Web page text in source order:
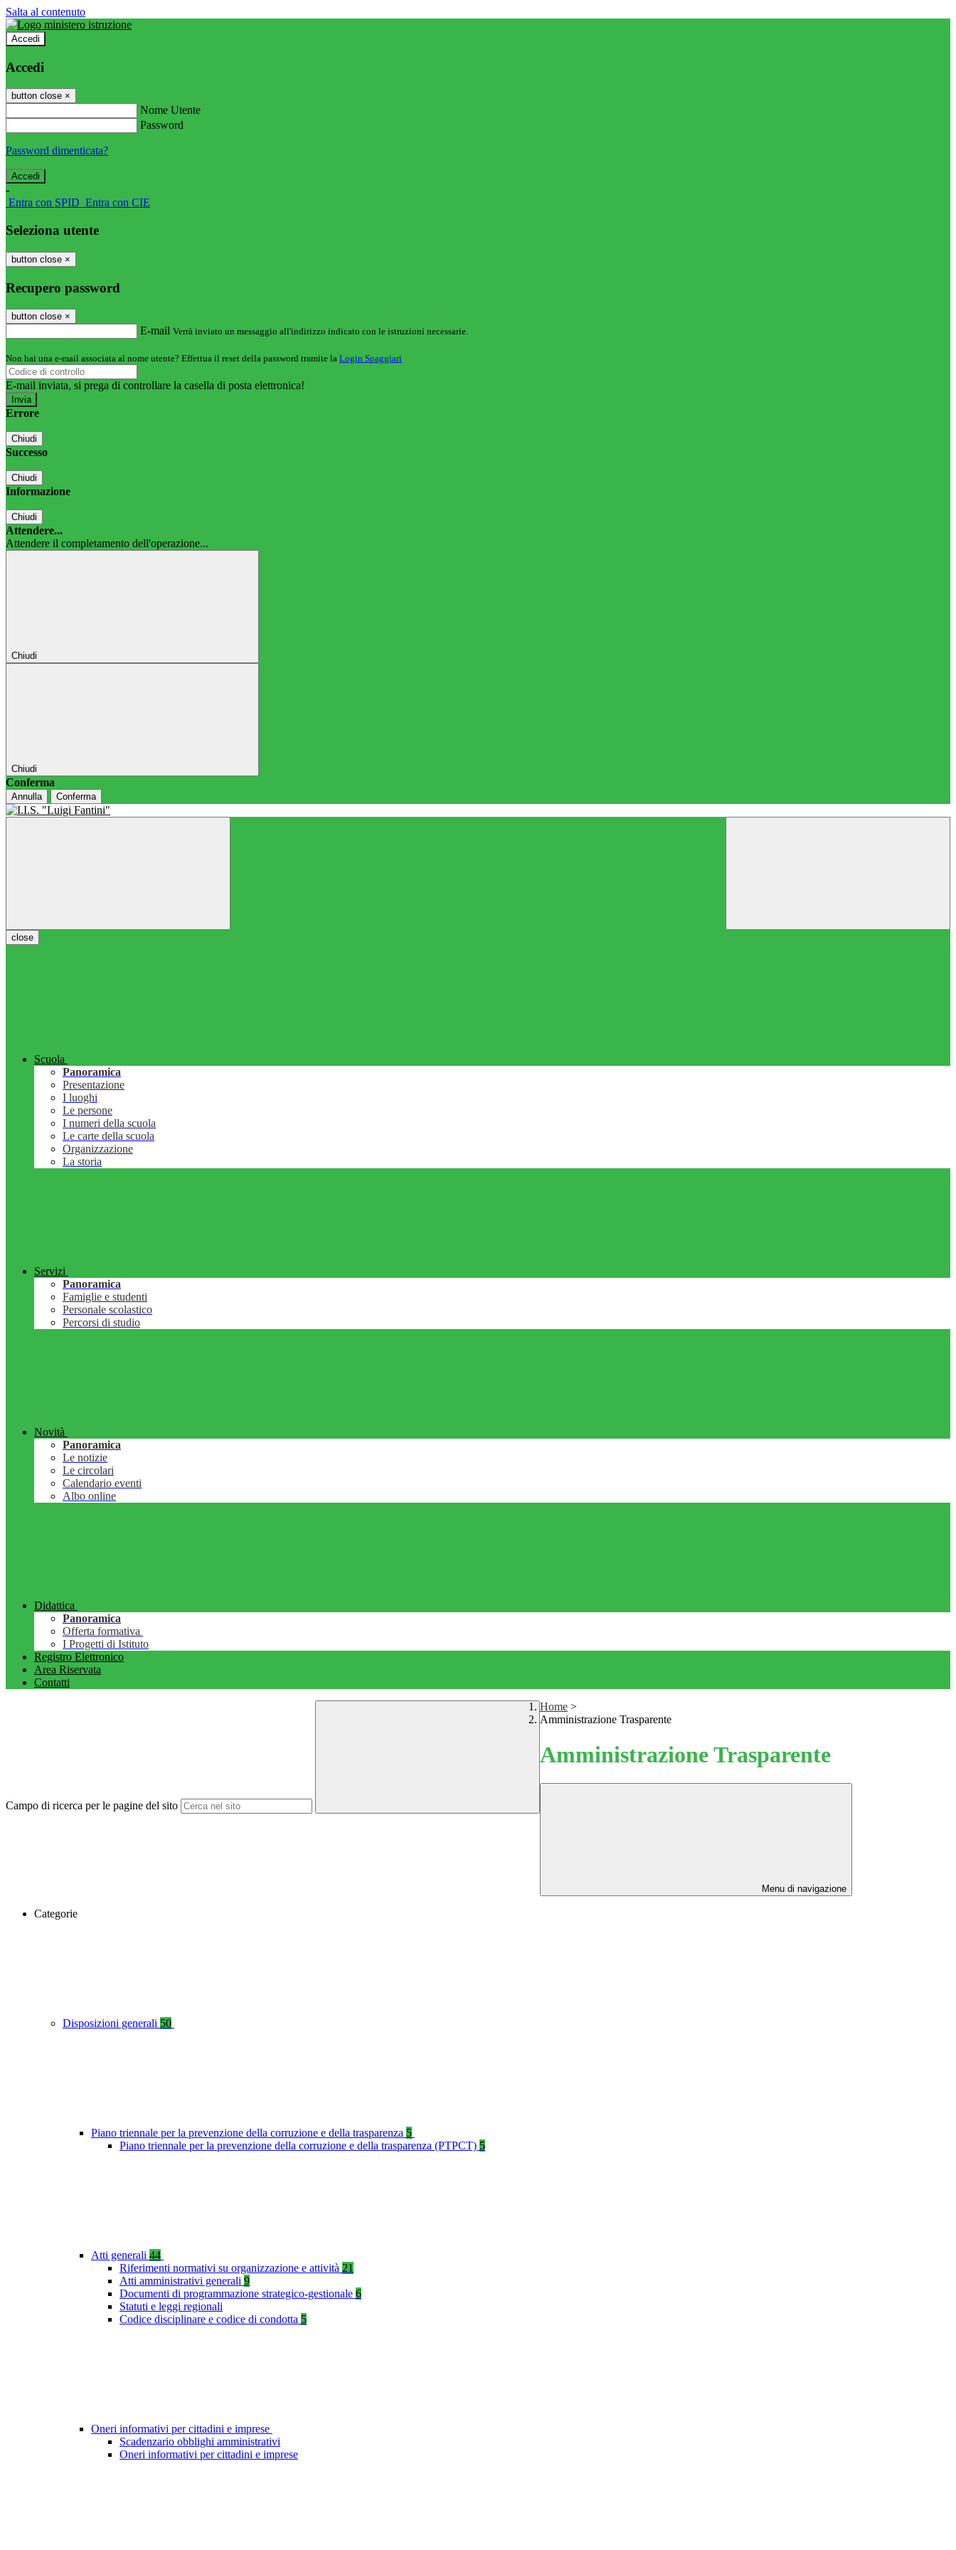
Salta al contenuto
Accedi
Accedi
button close ×
Nome Utente
Password
Password dimenticata?
-
Entra con SPID Entra con CIE
Seleziona utente
button close ×
Recupero password
button close ×
E-mail Verrà inviato un messaggio all'indirizzo indicato con le istruzioni necessarie.
Non hai una e-mail associata al nome utente? Effettua il reset della password tramite la Login Spaggiari
E-mail inviata, si prega di controllare la casella di posta elettronica!
Errore
Chiudi
Successo
Chiudi
Informazione
Chiudi
Attendere...
Attendere il completamento dell'operazione...
Chiudi
Chiudi
Conferma
Annulla Conferma
close
Scuola
Panoramica
Presentazione
I luoghi
Le persone
I numeri della scuola
Le carte della scuola
Organizzazione
La storia
Servizi
Panoramica
Famiglie e studenti
Personale scolastico
Percorsi di studio
Novità
Panoramica
Le notizie
Le circolari
Calendario eventi
Albo online
Didattica
Panoramica
Offerta formativa
I Progetti di Istituto
Registro Elettronico
Area Riservata
Contatti
Campo di ricerca per le pagine del sito
Home >
Amministrazione Trasparente
Amministrazione Trasparente
Menu di navigazione
Categorie
Disposizioni generali 50
Piano triennale per la prevenzione della corruzione e della trasparenza 5
Piano triennale per la prevenzione della corruzione e della trasparenza (PTPCT) 5
Atti generali 44
Riferimenti normativi su organizzazione e attività 21
Atti amministrativi generali 9
Documenti di programmazione strategico-gestionale 6
Statuti e leggi regionali
Codice disciplinare e codice di condotta 5
Oneri informativi per cittadini e imprese
Scadenzario obblighi amministrativi
Oneri informativi per cittadini e imprese